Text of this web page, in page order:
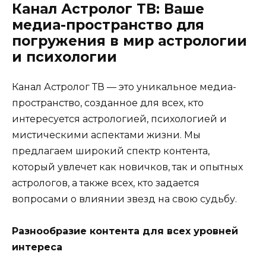
Канал Астролог ТВ: Ваше
медиа-пространство для
погружения в мир астрологии
и психологии
Канал Астролог ТВ — это уникальное медиа-
пространство, созданное для всех, кто
интересуется астрологией, психологией и
мистическими аспектами жизни. Мы
предлагаем широкий спектр контента,
который увлечет как новичков, так и опытных
астрологов, а также всех, кто задается
вопросами о влиянии звезд на свою судьбу.
Разнообразие контента для всех уровней
интереса